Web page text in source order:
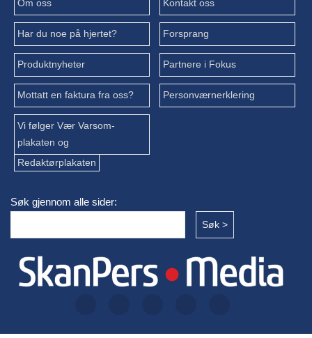
Om oss Kontakt oss
Har du noe på hjertet? Forsprang
Produktnyheter Partnere i Fokus
Mottatt en faktura fra oss? Personværnerklering
Vi følger Vær Varsom-
plakaten og
Redaktørplakaten
Søk gjennom alle sider: